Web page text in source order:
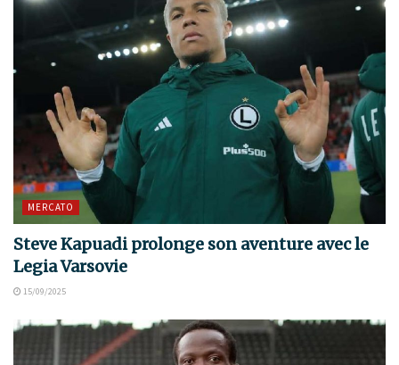
MERCATO
Steve Kapuadi prolonge son aventure avec le
Legia Varsovie
15/09/2025